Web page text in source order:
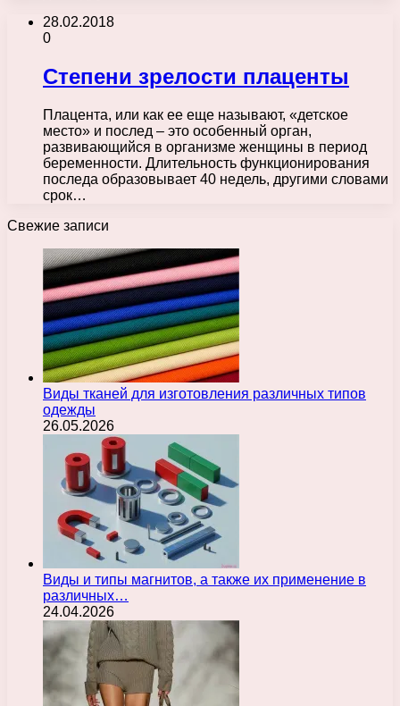
28.02.2018
0
Степени зрелости плаценты
Плацента, или как ее еще называют, «детское
место» и послед – это особенный орган,
развивающийся в организме женщины в период
беременности. Длительность функционирования
последа образовывает 40 недель, другими словами
срок…
Свежие записи
Виды тканей для изготовления различных типов
одежды
26.05.2026
Виды и типы магнитов, а также их применение в
различных…
24.04.2026